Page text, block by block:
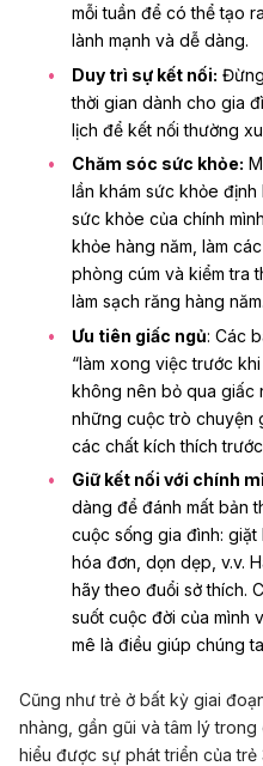
mỗi tuần để có thể tạo
lành mạnh và dễ dàng.
Duy trì sự kết nối:
thời gian dành cho gia
lịch để kết nối thường
Chăm sóc sức khỏe:
lần khám sức khỏe
sức khỏe của chính
khỏe hàng năm, làm
phòng cúm và kiểm tra
làm sạch răng hàng năm.
Ưu tiên giấc ngủ: Các
“làm xong việc trước
không nên bỏ qua giấc
những cuộc trò chuyện
các chất kích thích
Giữ kết nối với chính
dàng để đánh mất bản
cuộc sống gia đình:
hóa đơn, dọn dẹp, v.v.
hãy theo đuổi sở thích.
suốt cuộc đời của mình
mê là điều giúp chúng
Cũng như trẻ ở bất kỳ giai
nhàng, gần gũi và tâm lý
hiểu được sự phát triển của